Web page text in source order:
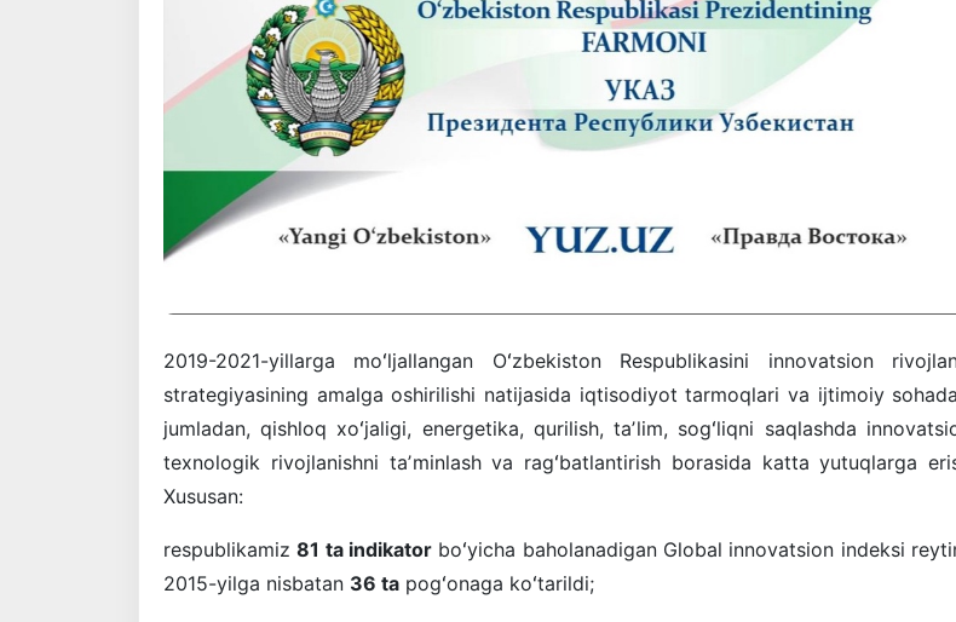
2019-2021-yillarga moʻljallangan Oʻzbekiston Respublikasini innovatsion
strategiyasining amalga oshirilishi natijasida iqtisodiyot tarmoqlari va ijtimoiy
jumladan, qishloq xoʻjaligi, energetika, qurilish, taʼlim, sogʻliqni saqlashda
texnologik rivojlanishni taʼminlash va ragʻbatlantirish borasida katta yutuqlarga
Xususan:
respublikamiz81 ta indikator boʻyicha baholanadigan Global innovatsion indeksi
2015-yilga nisbatan 36 ta pogʻonaga koʻtarildi;